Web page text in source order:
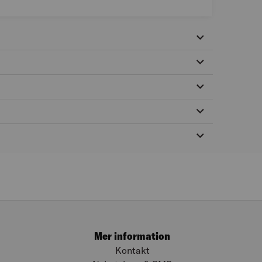
Mer information
Kontakt